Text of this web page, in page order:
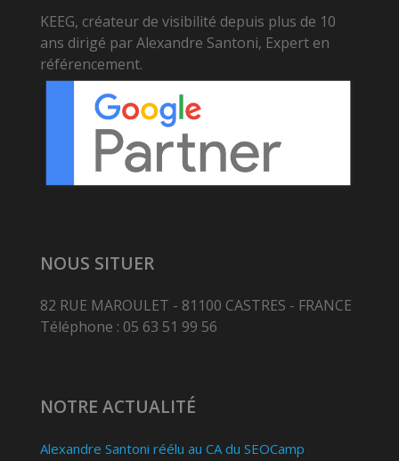
KEEG, créateur de visibilité depuis plus de 10
ans dirigé par Alexandre Santoni, Expert en
référencement.
NOUS SITUER
82 RUE MAROULET - 81100 CASTRES - FRANCE
Téléphone : 05 63 51 99 56
NOTRE ACTUALITÉ
Alexandre Santoni réélu au CA du SEOCamp